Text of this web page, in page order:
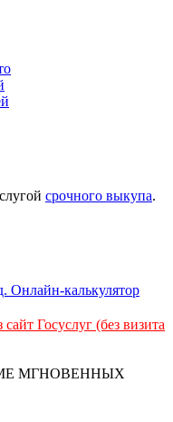
срочного выкупа.
Госуслуг (без визита
МГНОВЕННЫХ